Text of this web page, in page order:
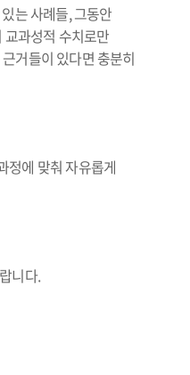
는 사례들, 그동안
과성적 수치로만
거들이 있다면 충분히
정에 맞춰 자유롭게
니다.